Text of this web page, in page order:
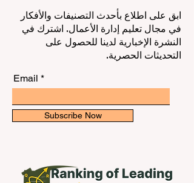
ابق على اطلاع بأحدث التصنيفات والأفكار
في مجال تعليم إدارة الأعمال. اشترك في
النشرة الإخبارية لدينا للحصول على
التحديثات الحصرية.
Email
Subscribe Now